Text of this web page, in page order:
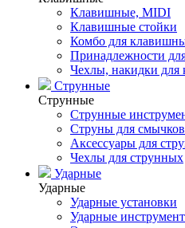
Клавишные, MIDI
Клавишные стойки
Комбо для
Принадлежности
Чехлы, накидки
Струнные
Струнные
Струнные
Струны для
Аксессуары для
Чехлы для струнных
Ударные
Ударные
Ударные установки
Ударные